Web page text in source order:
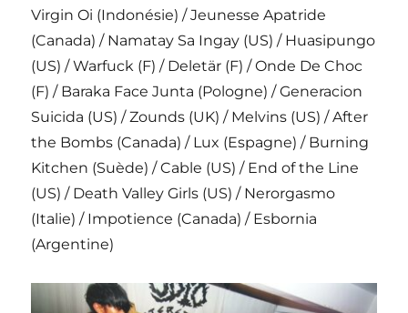
Virgin Oi (Indonésie) / Jeunesse Apatride
(Canada) / Namatay Sa Ingay (US) / Huasipungo
(US) / Warfuck (F) / Deletär (F) / Onde De Choc
(F) / Baraka Face Junta (Pologne) / Generacion
Suicida (US) / Zounds (UK) / Melvins (US) / After
the Bombs (Canada) / Lux (Espagne) / Burning
Kitchen (Suède) / Cable (US) / End of the Line
(US) / Death Valley Girls (US) / Nerorgasmo
(Italie) / Impotience (Canada) / Esbornia
(Argentine)